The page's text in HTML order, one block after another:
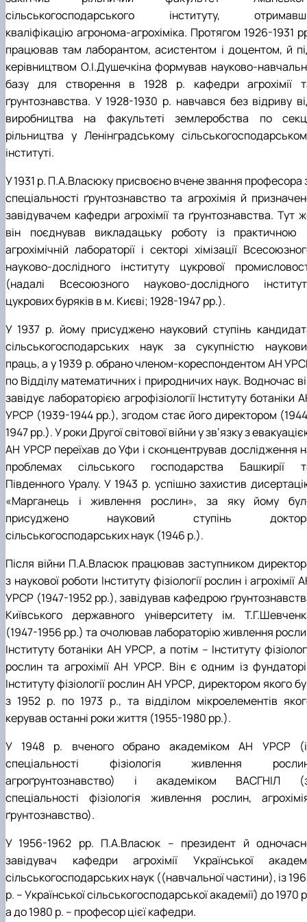
сільськогосподарського інституту,
кваліфікацію агронома-агрохіміка. Протягом 1926-1931
працював там лаборантом, асистентом і доцентом, й
керівництвом О.І.Душечкіна формував науково-
базу для створення в 1928 р. кафедри агрохімії
ґрунтознавства. У 1928-1930 р. навчався без відриву
виробництва на факультеті землеробства по
рільництва у Ленінградському
інституті.
У 1931 р. П.А.Власюку присвоєно вчене звання професора
спеціальності ґрунтознавство та агрохімія й
завідувачем кафедри агрохімії та ґрунтознавства. Тут
він поєднував викладацьку роботу із практичною
агрохімічній лабораторії і секторі хімізації
науково-дослідного інституту цукрової
(надалі Всесоюзного науково-дослідного
цукрових буряків в м. Києві; 1928-1947 рр.).
У 1937 р. йому присуджено науковий ступінь
сільськогосподарських наук за сукупністю
праць, а у 1939 р. обрано членом-кореспондентом АН
по Відділу математичних і природничих наук. Водночас
завідує лабораторією агрофізіології Інституту ботаніки
УРСР (1939-1944 рр.), згодом стає його директором
1947 рр.). У роки Другої світової війни у зв’язку з
АН УРСР переїхав до Уфи і сконцентрував дослідження
проблемах сільського господарства Башкирії
Південного Уралу. У 1943 р. успішно захистив
«Марганець і живлення рослин», за яку йому
присуджено науковий ступінь
сільськогосподарських наук (1946 р.).
Після війни П.А.Власюк працював заступником
з наукової роботи Інституту фізіології рослин і агрохімії
УРСР (1947-1952 рр.), завідував кафедрою
Київського державного університету ім.
(1947-1956 рр.) та очолював лабораторію живлення
Інституту ботаніки АН УРСР, а потім – Інституту
рослин та агрохімії АН УРСР. Він є одним із
Інституту фізіології рослин АН УРСР, директором якого
з 1952 р. по 1973 р., та відділом мікроелементів
керував останні роки життя (1955-1980 рр.).
У 1948 р. вченого обрано академіком АН УРСР
спеціальності фізіологія живлення
агроґрунтознавство) і академіком ВАСГНІЛ
спеціальності фізіологія живлення рослин,
ґрунтознавство).
У 1956-1962 рр. П.А.Власюк – президент й
завідувач кафедри агрохімії Української
сільськогосподарських наук ((навчальної частини), із
р. – Української сільськогосподарської академії) до 1970
а до 1980 р. – професор цієї кафедри.